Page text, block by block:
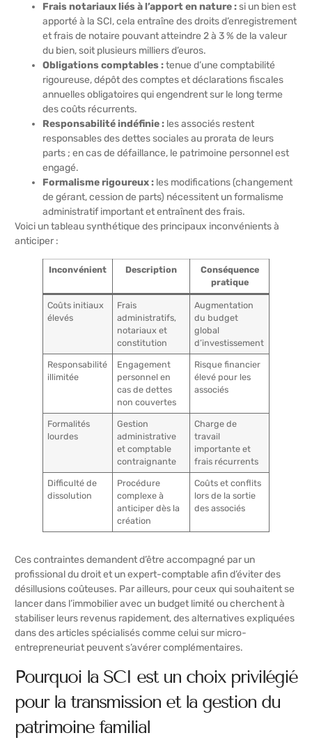
Frais notariaux liés à l’apport en nature :si un bien est
apporté à la SCI, cela entraîne des droits d’enregistrement
et frais de notaire pouvant atteindre 2 à 3 % de la valeur
du bien, soit plusieurs milliers d’euros.
Obligations comptables :tenue d’une comptabilité
rigoureuse, dépôt des comptes et déclarations fiscales
annuelles obligatoires qui engendrent sur le long terme
des coûts récurrents.
Responsabilité indéfinie : les associés restent
responsables des dettes sociales au prorata de leurs
parts ; en cas de défaillance, le patrimoine personnel est
engagé.
Formalisme rigoureux : les modifications (changement
de gérant, cession de parts) nécessitent un formalisme
administratif important et entraînent des frais.
Voici un tableau synthétique des principaux inconvénients à
anticiper :
Inconvénient Description
Conséquence
pratique
Coûts initiaux
élevés
Frais
administratifs,
notariaux et
constitution
Augmentation
du budget
global
d’investissement
Responsabilité
illimitée
Engagement
personnel en
cas de dettes
non couvertes
Risque financier
élevé pour les
associés
Formalités
lourdes
Gestion
administrative
et comptable
contraignante
Charge de
travail
importante et
frais récurrents
Difficulté de
dissolution
Procédure
complexe à
anticiper dès la
création
Coûts et conflits
lors de la sortie
des associés
Ces contraintes demandent d’être accompagné par un
profissional du droit et un expert-comptable afin d’éviter des
désillusions coûteuses. Par ailleurs, pour ceux qui souhaitent se
lancer dans l’immobilier avec un budget limité ou cherchent à
stabiliser leurs revenus rapidement, des alternatives expliquées
dans des articles spécialisés comme celui sur micro-
entrepreneuriat peuvent s’avérer complémentaires.
Pourquoi la SCI est un choix privilégié
pour la transmission et la gestion du
patrimoine familial